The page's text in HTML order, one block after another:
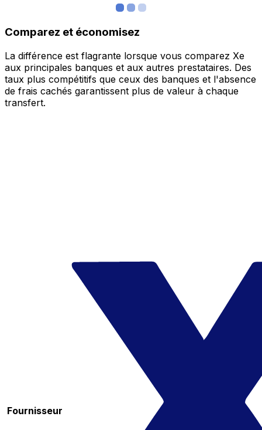
Comparez et économisez
La différence est flagrante lorsque vous comparez Xe
aux principales banques et aux autres prestataires. Des
taux plus compétitifs que ceux des banques et l'absence
de frais cachés garantissent plus de valeur à chaque
transfert.
Fournisseur